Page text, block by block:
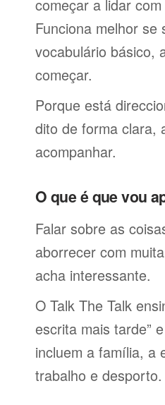
começar a lidar
Funciona melhor se
vocabulário básico,
começar.
Porque está
dito de forma clara,
acompanhar.
O que é que vou
Falar sobre as
aborrecer com
acha interessante.
O Talk The Talk
escrita mais tarde”
incluem a família, a
trabalho e desporto.